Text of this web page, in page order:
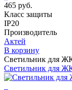
465 руб.
Класс защиты
IP20
Производитель
Актей
В корзину
Светильник для
Светильник для